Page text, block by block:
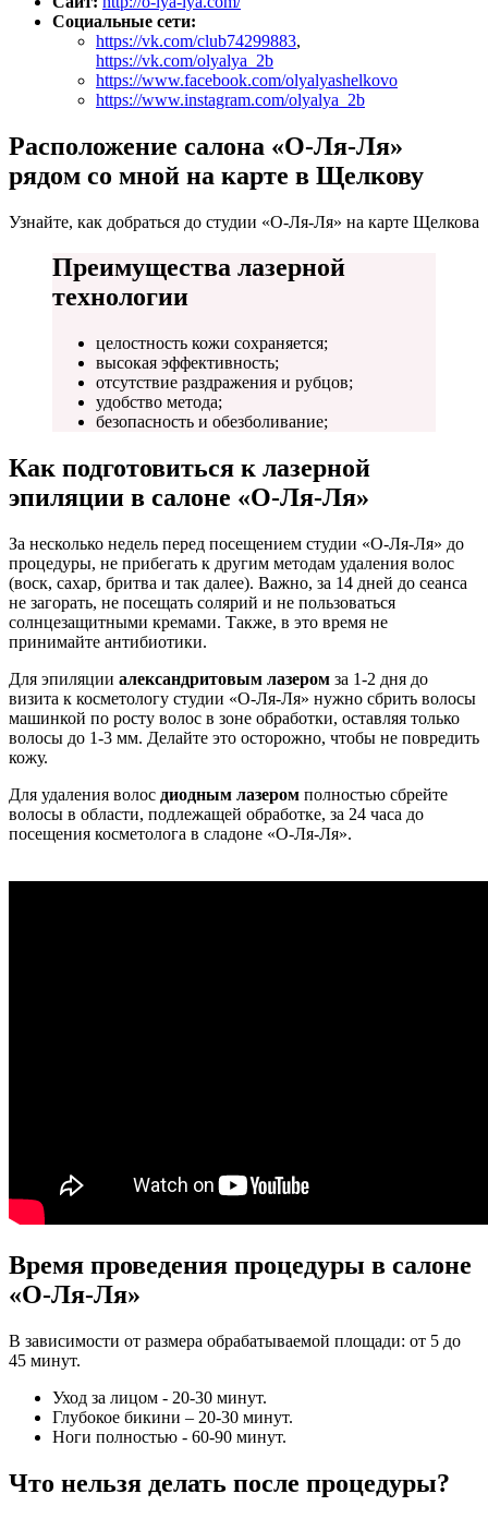
Социальные сети:
https://vk.com/club74299883,
https://vk.com/olyalya_2b
https://www.facebook.com/olyalyashelkovo
https://www.instagram.com/olyalya_2b
Расположение салона «О-Ля-Ля»
рядом со мной на карте в Щелкову
Узнайте, как добраться до студии «О-Ля-Ля» на карте Щелкова
Преимущества лазерной
технологии
целостность кожи сохраняется;
высокая эффективность;
отсутствие раздражения и рубцов;
удобство метода;
безопасность и обезболивание;
Как подготовиться к лазерной
эпиляции в салоне «О-Ля-Ля»
За несколько недель перед посещением студии «О-Ля-Ля» до
процедуры, не прибегать к другим методам удаления волос
(воск, сахар, бритва и так далее). Важно, за 14 дней до сеанса
не загорать, не посещать солярий и не пользоваться
солнцезащитными кремами. Также, в это время не
принимайте антибиотики.
Для эпиляции александритовым лазером за 1-2 дня до
визита к косметологу студии «О-Ля-Ля» нужно сбрить волосы
машинкой по росту волос в зоне обработки, оставляя только
волосы до 1-3 мм. Делайте это осторожно, чтобы не повредить
кожу.
Для удаления волос диодным лазером полностью сбрейте
волосы в области, подлежащей обработке, за 24 часа до
посещения косметолога в сладоне «О-Ля-Ля».
Время проведения процедуры в салоне
«О-Ля-Ля»
В зависимости от размера обрабатываемой площади: от 5 до
45 минут.
Уход за лицом - 20-30 минут.
Глубокое бикини – 20-30 минут.
Ноги полностью - 60-90 минут.
Что нельзя делать после процедуры?